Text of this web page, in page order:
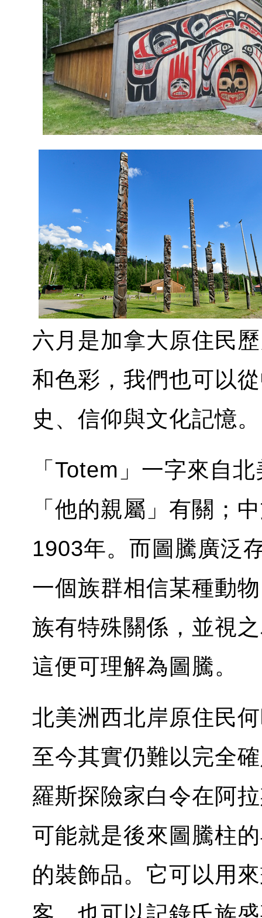
六月是加拿大原住民
和色彩，我們也可以
史、信仰與文化記憶。
「Totem」一字來自
「他的親屬」有關；
1903年。而圖騰廣泛
一個族群相信某種動
族有特殊關係，並視
這便可理解為圖騰。
北美洲西北岸原住民
至今其實仍難以完全
羅斯探險家白令在阿
可能就是後來圖騰柱
的裝飾品。它可以用